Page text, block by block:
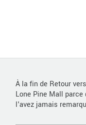
À la fin de Retour
Lone Pine Mall parce
l'avez jamais